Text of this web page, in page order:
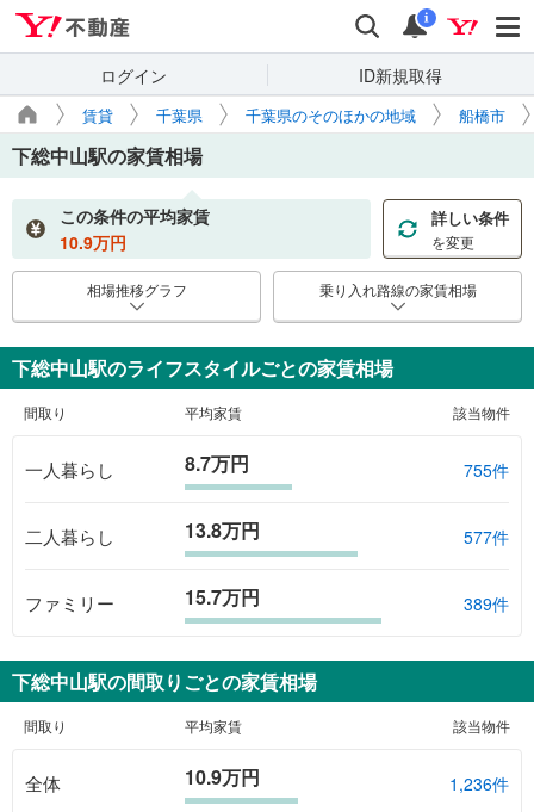
検索 通知
i
ログイン ID新規取得
賃貸 千葉県 千葉県のそのほかの地域 船橋市
下総中山駅の家賃相場
この条件の平均家賃
10.9万円
詳しい条件
を変更
相場推移グラフ 乗り入れ路線の家賃相場
下総中山駅のライフスタイルごとの家賃相場
間取り 平均家賃 該当物件
一人暮らし 8.7万円 755件
二人暮らし 13.8万円 577件
ファミリー 15.7万円 389件
下総中山駅の間取りごとの家賃相場
間取り 平均家賃 該当物件
全体 10.9万円 1,236件